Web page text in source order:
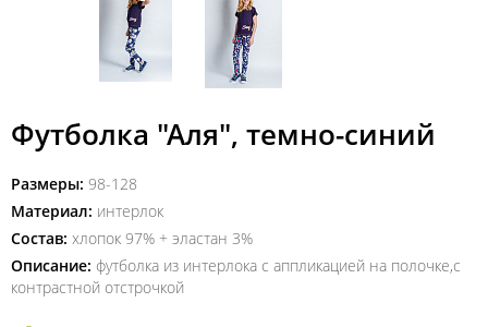
Футболка "Аля", темно-синий
Размеры: 98-128
Материал: интерлок
Состав: хлопок 97% + эластан 3%
Описание: футболка из интерлока с аппликацией на полочке,с
контрастной отстрочкой